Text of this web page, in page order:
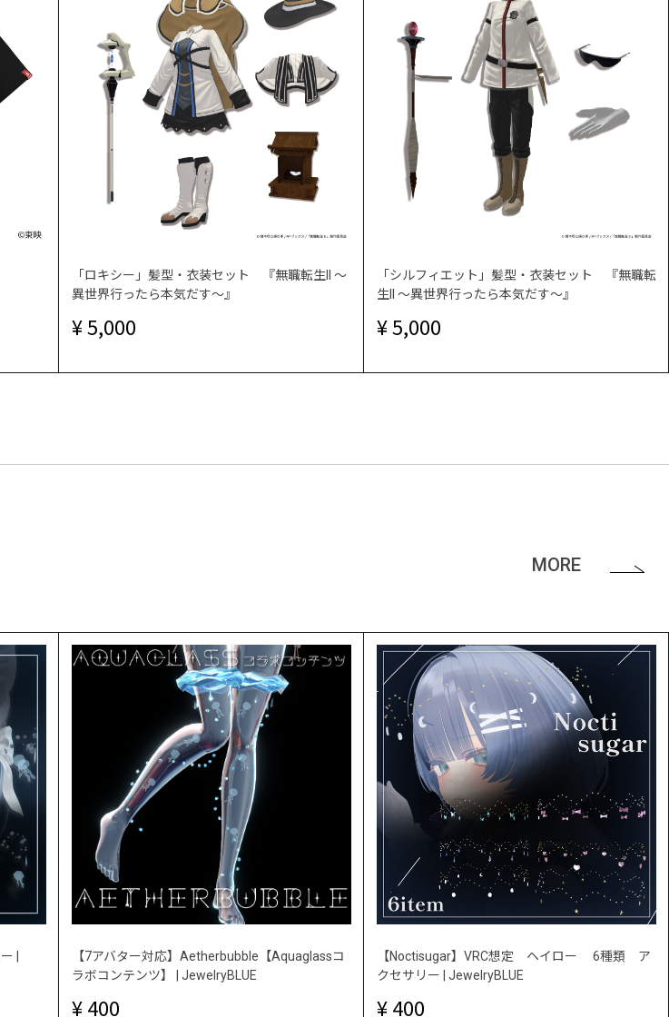
「ロキシー」髪型・衣装セット 『無職転生II ～
異世界行ったら本気だす～』
5,000
「シルフィエット」髪型・衣装セット 『無職転
生II ～異世界行ったら本気だす～』
5,000
MORE
|
【7アバター対応】Aetherbubble【Aquaglassコ
ラボコンテンツ】 | JewelryBLUE
400
【Noctisugar】VRC想定 ヘイロー 6種類 ア
クセサリー | JewelryBLUE
400